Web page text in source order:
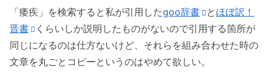
「痿疾」を検索すると私が引用したgoo辞書 と ほぼ訳！
晋書
くらいしか説明したものがないので引用する箇所が
同じになるのは仕方ないけど、それらを組み合わせた時の
文章を丸ごとコピーというのはやめて欲しい。